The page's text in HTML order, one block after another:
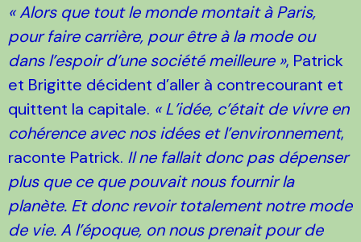
« Alors que tout le monde montait à Paris,
pour faire carrière, pour être à la mode ou
dans l’espoir d’une société meilleure », Patrick
et Brigitte décident d’aller à contrecourant et
quittent la capitale. « L’idée, c’était de vivre en
cohérence avec nos idées et l’environnement,
raconte Patrick. Il ne fallait donc pas dépenser
plus que ce que pouvait nous fournir la
planète. Et donc revoir totalement notre mode
de vie. A l’époque, on nous prenait pour de